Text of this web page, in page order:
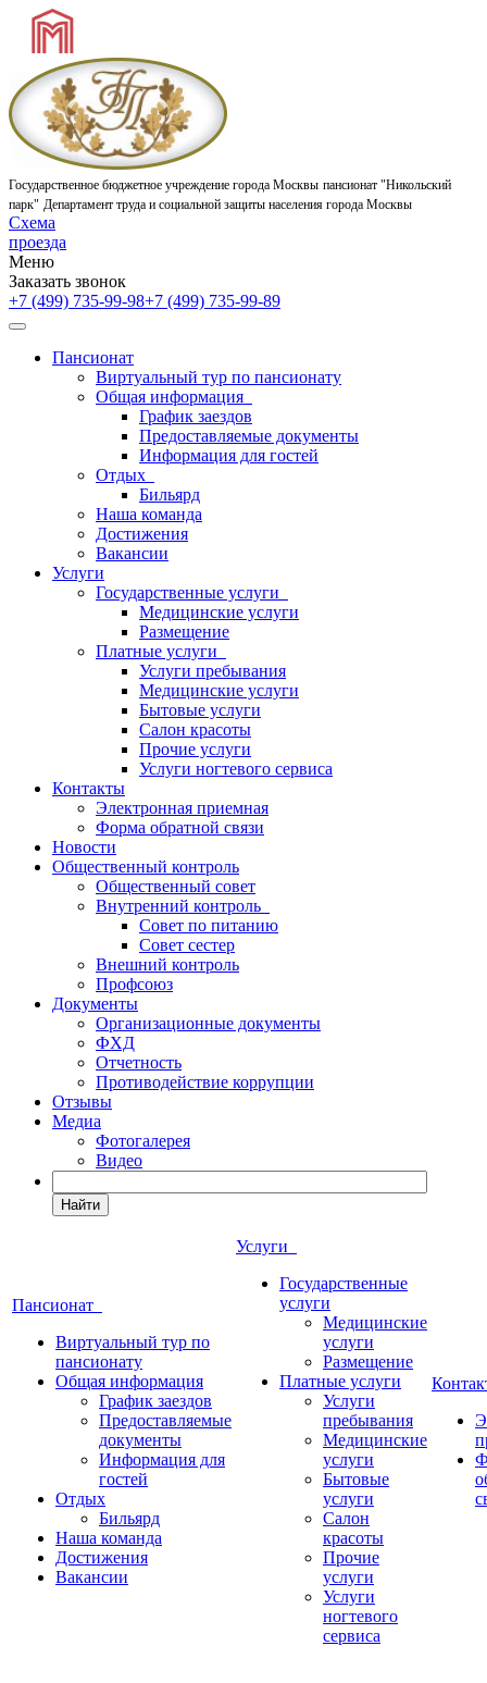
Государственное бюджетное учреждение города Москвы пансионат "Никольский
парк" Департамент труда и социальной защиты населения города Москвы
Схема
проезда
Меню
Заказать звонок
+7 (499) 735-99-98+7 (499) 735-99-89
Пансионат
Виртуальный тур по пансионату
Общая информация
График заездов
Предоставляемые документы
Информация для гостей
Отдых
Бильярд
Наша команда
Достижения
Вакансии
Услуги
Государственные услуги
Медицинские услуги
Размещение
Платные услуги
Услуги пребывания
Медицинские услуги
Бытовые услуги
Салон красоты
Прочие услуги
Услуги ногтевого сервиса
Контакты
Электронная приемная
Форма обратной связи
Новости
Общественный контроль
Общественный совет
Внутренний контроль
Совет по питанию
Совет сестер
Внешний контроль
Профсоюз
Документы
Организационные документы
ФХД
Отчетность
Противодействие коррупции
Отзывы
Медиа
Фотогалерея
Видео
Найти
Пансионат
Виртуальный тур по
пансионату
Общая информация
График заездов
Предоставляемые
документы
Информация для
гостей
Отдых
Бильярд
Наша команда
Достижения
Вакансии
Услуги
Государственные
услуги
Медицинские
услуги
Размещение
Платные услуги
Услуги
пребывания
Медицинские
услуги
Бытовые
услуги
Салон
красоты
Прочие
услуги
Услуги
ногтевого
сервиса